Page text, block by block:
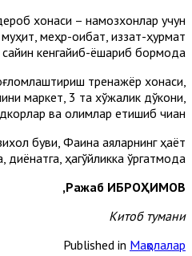
хонаси – намозхонлар учун
меҳр-оқибат, иззат-ҳурмат
кенгайиб-ёшариб бормоқда.
тренажёр хонаси,
маркет, 3 та хўжалик дўкони,
ва олимлар етишиб чиққан.
буви, Фаина аяларнинг ҳаёт
ҳақгўйликка ўргатмоқда.
Ражаб ИБРОҲИМОВ,
Китоб тумани
Published in Мақолалар